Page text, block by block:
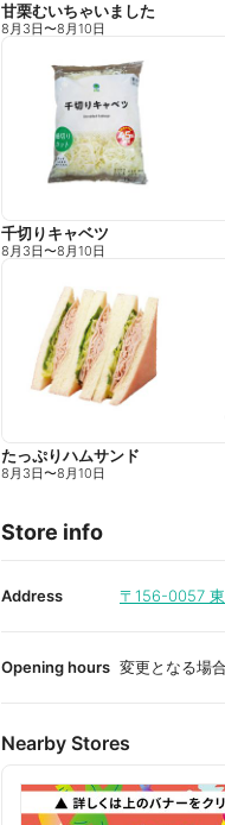
甘栗むいちゃいました
8月3日〜8月10日
千切りキャベツ
8月3日〜8月10日
たっぷりハムサンド
8月3日〜8月10日
Store info
Address 〒156-0057
Opening hours 変更となる場
Nearby Stores